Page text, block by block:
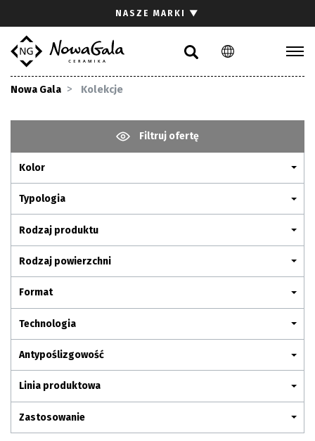
PL EN
NASZE MARKI ▼
Nowa Gala Kolekcje
Filtruj ofertę
Kolor
Typologia
Rodzaj produktu
Rodzaj powierzchni
Format
Technologia
Antypoślizgowość
Linia produktowa
Zastosowanie
Gdzie kupić
Pliki do pobrania
Pytania i odpowiedzi
Kariera
Kontakt
Komunikacja z akcjonariuszami